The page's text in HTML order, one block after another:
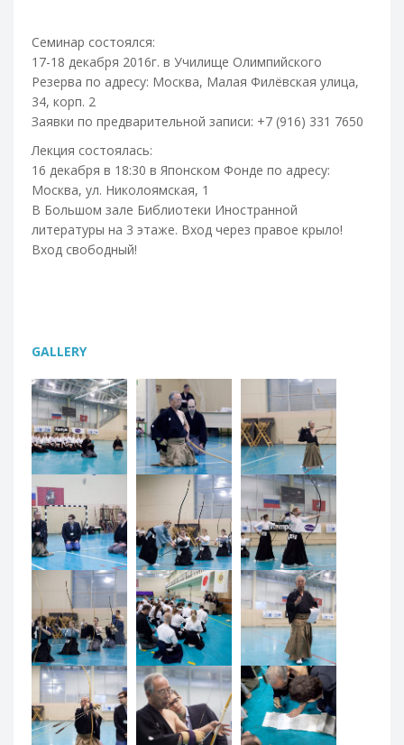
Семинар состоялся:
17-18 декабря 2016г. в Училище Олимпийского
Резерва по адресу: Москва, Малая Филёвская улица,
34, корп. 2
Заявки по предварительной записи: +7 (916) 331 7650
Лекция состоялась:
16 декабря в 18:30 в Японском Фонде по адресу:
Москва, ул. Николоямская, 1
В Большом зале Библиотеки Иностранной
литературы на 3 этаже. Вход через правое крыло!
Вход свободный!
GALLERY